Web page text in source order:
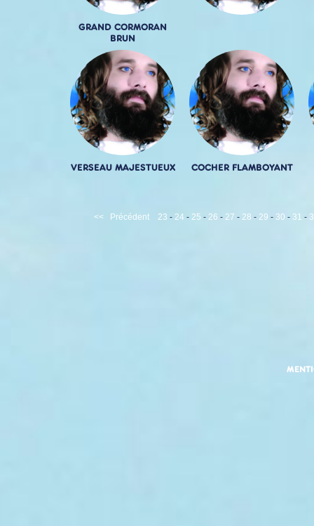
GRAND CORMORAN
BRUN
VERSEAU MAJESTUEUX COCHER FLAMBOYANT
<< Précédent 23 - 24 - 25 - 26 - 27 - 28 - 29 - 30 - 31 -